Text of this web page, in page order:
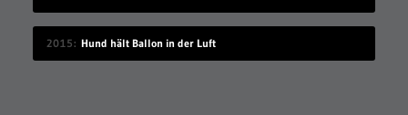
2015 Hund hält Ballon in der Luft